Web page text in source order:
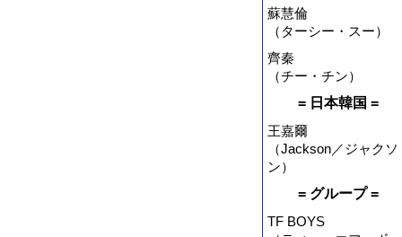
蘇慧倫
（ターシー・スー）
齊秦
（チー・チン）
= 日本韓国 =
王嘉爾
（Jackson／ジャクソ
ン）
= グループ =
TF BOYS